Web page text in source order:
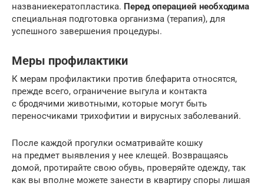
названиекератопластика. Перед операцией необходима
специальная подготовка организма (терапия), для
успешного завершения процедуры.
Меры профилактики
К мерам профилактики против блефарита относятся,
прежде всего, ограничение выгула и контакта
с бродячими животными, которые могут быть
переносчиками трихофитии и вирусных заболеваний.
После каждой прогулки осматривайте кошку
на предмет выявления у нее клещей. Возвращаясь
домой, протирайте свою обувь, проверяйте одежду, так
как вы вполне можете занести в квартиру споры лишая